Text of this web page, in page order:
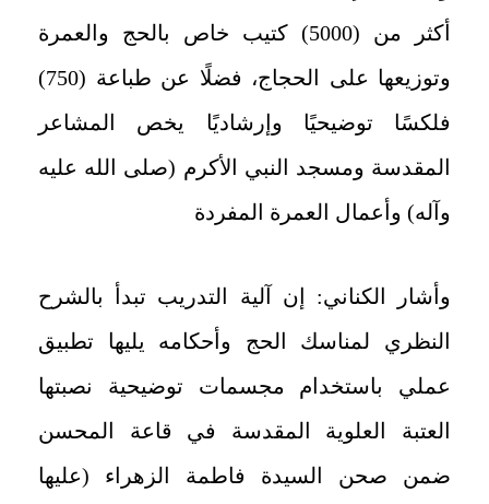
أكثر من (5000) كتيب خاص بالحج والعمرة
وتوزيعها على الحجاج، فضلًا عن طباعة (750)
فلكسًا توضيحيًا وإرشاديًا يخص المشاعر
المقدسة ومسجد النبي الأكرم (صلى الله عليه
وآله) وأعمال العمرة المفردة
وأشار الكناني: إن آلية التدريب تبدأ بالشرح
النظري لمناسك الحج وأحكامه يليها تطبيق
عملي باستخدام مجسمات توضيحية نصبتها
العتبة العلوية المقدسة في قاعة المحسن
ضمن صحن السيدة فاطمة الزهراء (عليها